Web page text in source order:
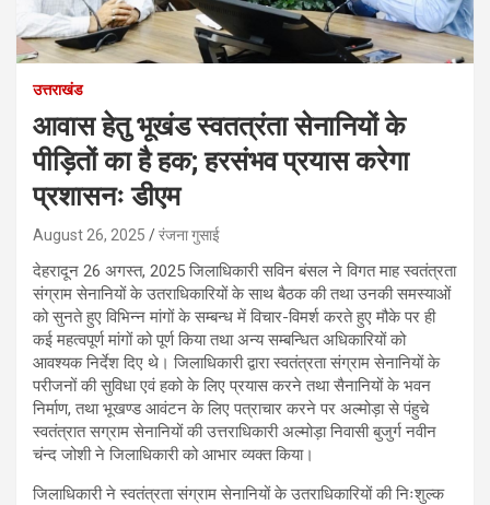
उत्तराखंड
आवास हेतु भूखंड स्वतत्रंता सेनानियों के
पीड़ितों का है हक; हरसंभव प्रयास करेगा
प्रशासनः डीएम
August 26, 2025 रंजना गुसाई
देहरादून 26 अगस्त, 2025 जिलाधिकारी सविन बंसल ने विगत माह स्वतंत्रता
संग्राम सेनानियों के उतराधिकारियों के साथ बैठक की तथा उनकी समस्याओं
को सुनते हुए विभिन्न मांगों के सम्बन्ध में विचार-विमर्श करते हुए मौके पर ही
कई महत्वपूर्ण मांगों को पूर्ण किया तथा अन्य सम्बन्धित अधिकारियों को
आवश्यक निर्देश दिए थे। जिलाधिकारी द्वारा स्वतंत्रता संग्राम सेनानियों के
परीजनों की सुविधा एवं हको के लिए प्रयास करने तथा सैनानियों के भवन
निर्माण, तथा भूखण्ड आवंटन के लिए पत्राचार करने पर अल्मोड़ा से पंहुचे
स्वतंत्रात सग्राम सेनानियों की उत्तराधिकारी अल्मोड़ा निवासी बुजुर्ग नवीन
चंन्द जोशी ने जिलाधिकारी को आभार व्यक्त किया।
जिलाधिकारी ने स्वतंत्रता संग्राम सेनानियों के उतराधिकारियों की निःशुल्क